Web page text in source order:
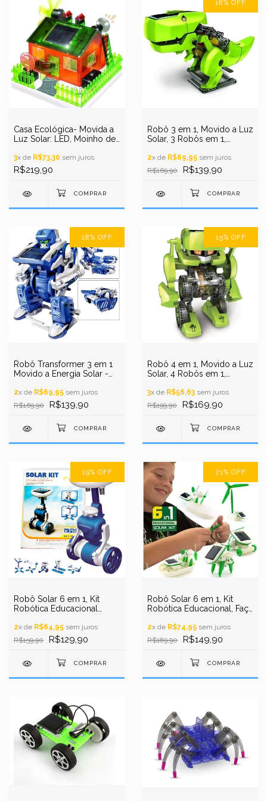
Casa Ecológica- Movida a
Luz Solar: LED, Moinho de
3x de R$73,30 sem juros
R$219,90
18% OFF
Robô 3 em 1, Movido a Luz
Solar, 3 Robôs em 1,
STEM
2x de R$69,95 sem juros
R$169,90
R$139,90
18% OFF
Robô Transformer 3 em 1
Movido a Energia Solar -
2x de R$69,95 sem juros
R$169,90
R$139,90
15% OFF
Robô 4 em 1, Movido a Luz
Solar, 4 Robôs em 1,
STEM
3x de R$56,63 sem juros
R$199,90
R$169,90
19% OFF
Robô Solar 6 em 1, Kit
Robótica Educacional
2x de R$64,95 sem juros
R$159,90
R$129,90
21% OFF
Robô Solar 6 em 1, Kit
Robótica Educacional, Faça
2x de R$74,95 sem juros
R$189,90
R$149,90